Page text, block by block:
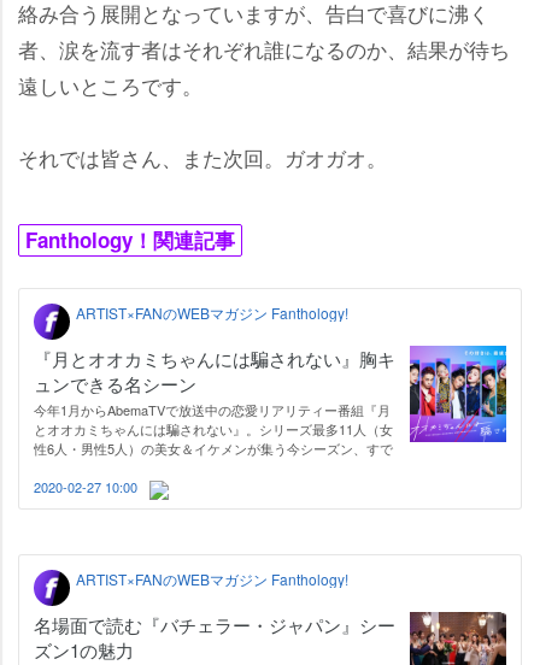
絡み合う展開となっていますが、告白で喜びに沸く
者、涙を流す者はそれぞれ誰になるのか、結果が待ち
遠しいところです。
それでは皆さん、また次回。ガオガオ。
Fanthology！関連記事
ARTIST×FANのWEBマガジン Fanthology!
『月とオオカミちゃんには騙されない』胸キ
ュンできる名シーン
今年1月からAbemaTVで放送中の恋愛リアリティー番組『月
とオオカミちゃんには騙されない』。シリーズ最多11人（女
性6人・男性5人）の美女＆イケメンが集う今シーズン、すで
をいい感じに毎週やきもきさせてくれます。 人数がパワーア
ップした分だけ、キャストたちが…
2020-02-27 10:00
ARTIST×FANのWEBマガジン Fanthology!
名場面で読む『バチェラー・ジャパン』シー
ズン1の魅力